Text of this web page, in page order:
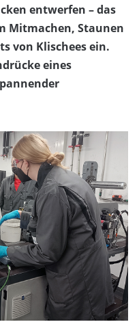
entwerfen – das
Mitmachen, Staunen
von Klischees ein.
eines